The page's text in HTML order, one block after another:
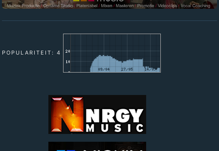
POPULARITEIT: 4